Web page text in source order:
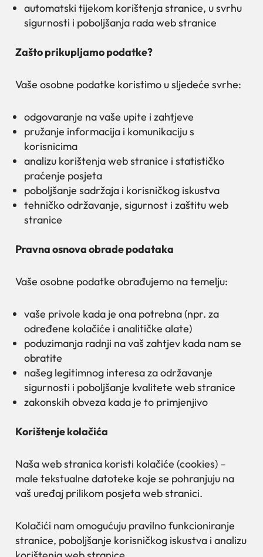
automatski tijekom korištenja stranice, u svrhu
sigurnosti i poboljšanja rada web stranice
Zašto prikupljamo podatke?
Vaše osobne podatke koristimo u sljedeće svrhe:
odgovaranje na vaše upite i zahtjeve
pružanje informacija i komunikaciju s
korisnicima
analizu korištenja web stranice i statističko
praćenje posjeta
poboljšanje sadržaja i korisničkog iskustva
tehničko održavanje, sigurnost i zaštitu web
stranice
Pravna osnova obrade podataka
Vaše osobne podatke obrađujemo na temelju:
vaše privole kada je ona potrebna (npr. za
određene kolačiće i analitičke alate)
poduzimanja radnji na vaš zahtjev kada nam se
obratite
našeg legitimnog interesa za održavanje
sigurnosti i poboljšanje kvalitete web stranice
zakonskih obveza kada je to primjenjivo
Korištenje kolačića
Naša web stranica koristi kolačiće (cookies) –
male tekstualne datoteke koje se pohranjuju na
vaš uređaj prilikom posjeta web stranici.
Kolačići nam omogućuju pravilno funkcioniranje
stranice, poboljšanje korisničkog iskustva i analizu